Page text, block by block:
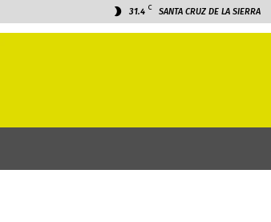
31.4 C SANTA CRUZ DE LA SIERRA